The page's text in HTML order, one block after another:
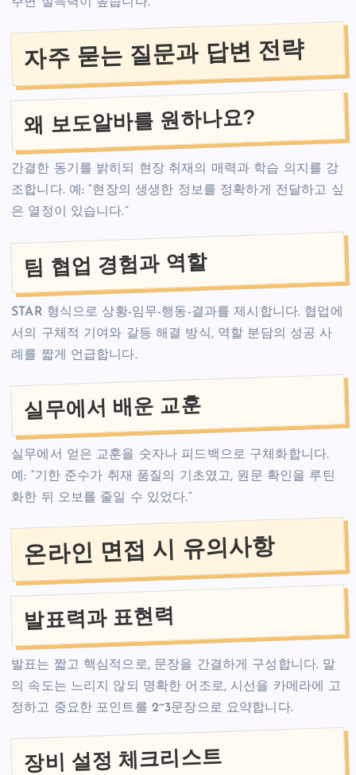
자주 묻는 질문과 답변 전략
왜 보도알바를 원하나요?
간결한 동기를 밝히되 현장 취재의 매력과 학습 의지를 강
조합니다. 예: “현장의 생생한 정보를 정확하게 전달하고 싶
은 열정이 있습니다.”
팀 협업 경험과 역할
STAR 형식으로 상황-임무-행동-결과를 제시합니다. 협업에
서의 구체적 기여와 갈등 해결 방식, 역할 분담의 성공 사
례를 짧게 언급합니다.
실무에서 배운 교훈
실무에서 얻은 교훈을 숫자나 피드백으로 구체화합니다.
예: “기한 준수가 취재 품질의 기초였고, 원문 확인을 루틴
화한 뒤 오보를 줄일 수 있었다.”
온라인 면접 시 유의사항
발표력과 표현력
발표는 짧고 핵심적으로, 문장을 간결하게 구성합니다. 말
의 속도는 느리지 않되 명확한 어조로, 시선을 카메라에 고
정하고 중요한 포인트를 2~3문장으로 요약합니다.
장비 설정 체크리스트